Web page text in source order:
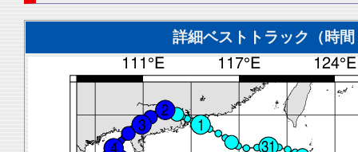
詳細ベストトラック（時